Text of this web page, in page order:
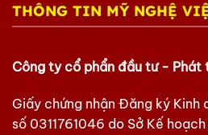
THÔNG TIN MỸ NGHỆ
Công ty cổ phẩn đầu tư - Phát
Giấy chứng nhận Đăng ký Kinh
số 0311761046 do Sở Kế